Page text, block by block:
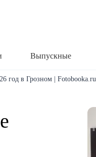
Выпускные
год в Грозном | Fotobooka.ru